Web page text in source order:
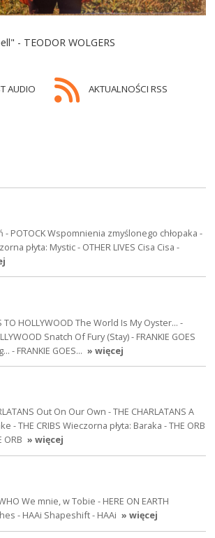
- TEODOR WOLGERS
AUDIO AKTUALNOŚCI RSS
- POTOCK Wspomnienia zmyślonego chłopaka -
płyta: Mystic - OTHER LIVES Cisa Cisa -
TO HOLLYWOOD The World Is My Oyster... -
Snatch Of Fury (Stay) - FRANKIE GOES
- FRANKIE GOES… » więcej
Out On Our Own - THE CHARLATANS A
- THE CRIBS Wieczorna płyta: Baraka - THE ORB
ORB » więcej
We mnie, w Tobie - HERE ON EARTH
- HAAi Shapeshift - HAAi » więcej